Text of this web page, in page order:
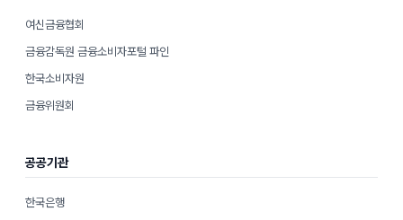
여신금융협회
금융감독원 금융소비자포털 파인
한국소비자원
금융위원회
공공기관
한국은행